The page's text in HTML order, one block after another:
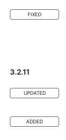
FIXED
3.2.11
UPDATED
ADDED